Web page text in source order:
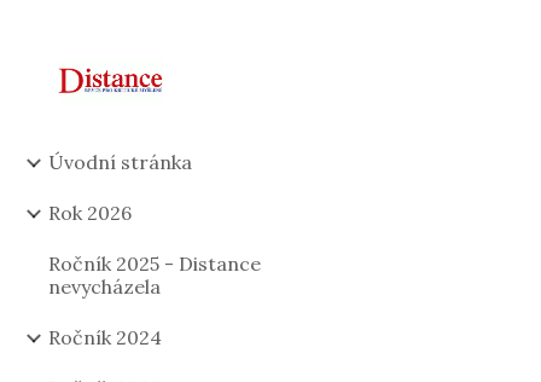
Úvodní stránka
Rok 2026
Ročník 2025 - Distance
nevycházela
Ročník 2024